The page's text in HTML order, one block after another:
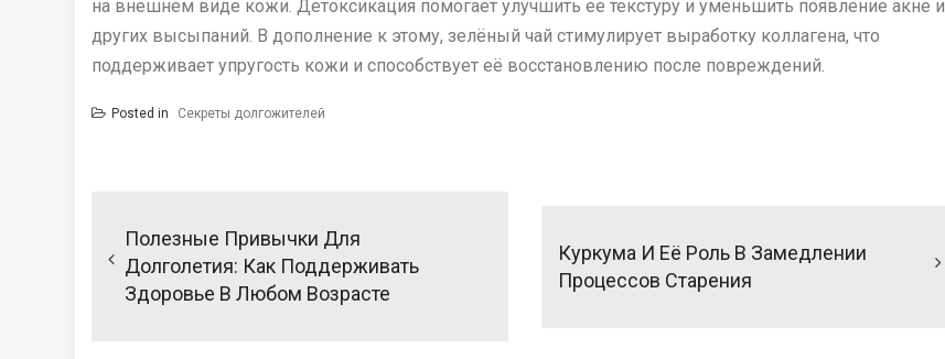
на внешнем виде кожи. Детоксикация помогает улучшить её текстуру и уменьшить появление акне и
других высыпаний. В дополнение к этому, зелёный чай стимулирует выработку коллагена, что
поддерживает упругость кожи и способствует её восстановлению после повреждений.
Posted in Секреты долгожителей
Полезные Привычки Для
Долголетия: Как Поддерживать
Здоровье В Любом Возрасте
Куркума И Её Роль В Замедлении
Процессов Старения